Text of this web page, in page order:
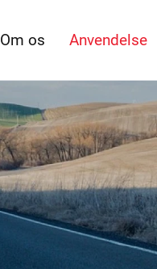
Om os Anvendelse